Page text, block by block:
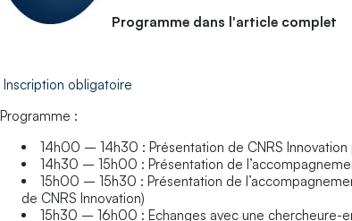
Programme dans l'article complet
Inscription obligatoire
Programme :
14h00 – 14h30 : Présentation de CNRS
14h30 – 15h00 : Présentation de
15h00 – 15h30 : Présentation de
de CNRS Innovation)
15h30 – 16h00 : Echanges avec une chercheure-